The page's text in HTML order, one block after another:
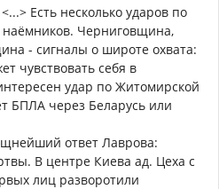
Есть несколько ударов по
Черниговщина,
- сигналы о широте охвата:
чувствовать себя в
удар по Житомирской
БПЛА через Беларусь или
ответ Лаврова:
В центре Киева ад. Цеха с
лиц разворотили